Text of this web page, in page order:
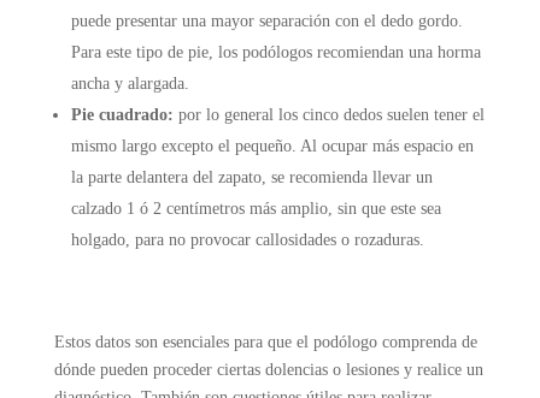
puede presentar una mayor separación con el dedo gordo.
Para este tipo de pie, los podólogos recomiendan una horma
ancha y alargada.
Pie cuadrado: por lo general los cinco dedos suelen tener el
mismo largo excepto el pequeño. Al ocupar más espacio en
la parte delantera del zapato, se recomienda llevar un
calzado 1 ó 2 centímetros más amplio, sin que este sea
holgado, para no provocar callosidades o rozaduras.
Estos datos son esenciales para que el podólogo comprenda de
dónde pueden proceder ciertas dolencias o lesiones y realice un